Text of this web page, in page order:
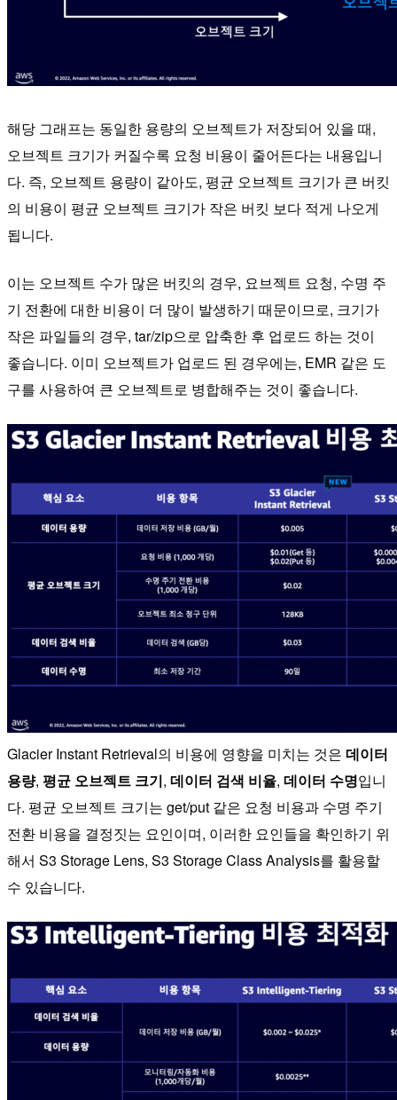
해당 그래프는 동일한 용량의 오브젝트가 저장되어 있을 때,
오브젝트 크기가 커질수록 요청 비용이 줄어든다는 내용입니
다. 즉, 오브젝트 용량이 같아도, 평균 오브젝트 크기가 큰 버킷
의 비용이 평균 오브젝트 크기가 작은 버킷 보다 적게 나오게
됩니다.
이는 오브젝트 수가 많은 버킷의 경우, 요브젝트 요청, 수명 주
기 전환에 대한 비용이 더 많이 발생하기 때문이므로, 크기가
작은 파일들의 경우, tar/zip으로 압축한 후 업로드 하는 것이
좋습니다. 이미 오브젝트가 업로드 된 경우에는, EMR 같은 도
구를 사용하여 큰 오브젝트로 병합해주는 것이 좋습니다.
Glacier Instant Retrieval의 비용에 영향을 미치는 것은 데이터
용량, 평균 오브젝트 크기, 데이터 검색 비율, 데이터 수명입니
다. 평균 오브젝트 크기는 get/put 같은 요청 비용과 수명 주기
전환 비용을 결정짓는 요인이며, 이러한 요인들을 확인하기 위
해서 S3 Storage Lens, S3 Storage Class Analysis를 활용할
수 있습니다.